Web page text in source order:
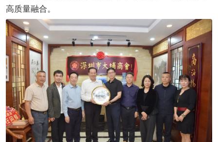
高质量融合。